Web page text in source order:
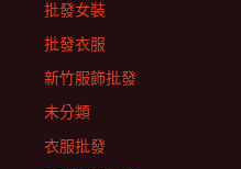
批發女裝
批發衣服
新竹服飾批發
未分類
衣服批發